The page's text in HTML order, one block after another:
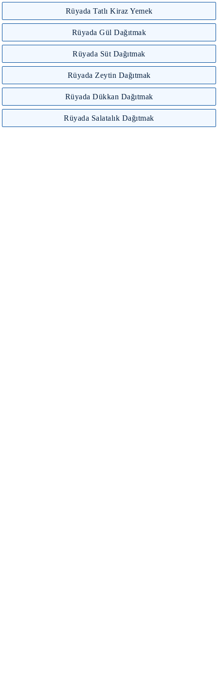
Rüyada Tatlı Kiraz Yemek
Rüyada Gül Dağıtmak
Rüyada Süt Dağıtmak
Rüyada Zeytin Dağıtmak
Rüyada Dükkan Dağıtmak
Rüyada Salatalık Dağıtmak